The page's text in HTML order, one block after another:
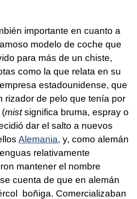
importante en cuanto a
modelo de coche que
para más de un chiste,
como la que relata en su
estadounidense, que
rizador de pelo que tenía por
(mistsignifica bruma, espray o
dar el salto a nuevos
Alemania, y, como alemán
relativamente
mantener el nombre
cuenta de que en alemán
boñiga. Comercializaban